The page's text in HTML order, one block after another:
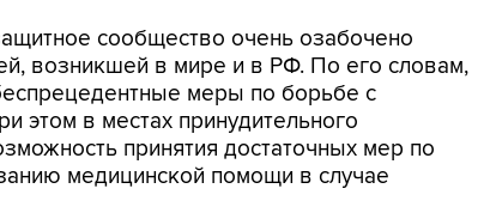
сообщество очень озабочено
возникшей в мире и в РФ. По его словам,
меры по борьбе с
этом в местах принудительного
принятия достаточных мер по
медицинской помощи в случае